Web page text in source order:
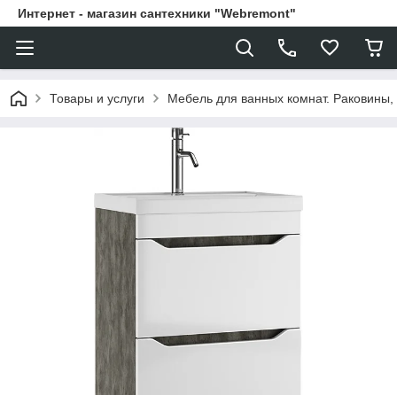
Интернет - магазин сантехники "Webremont"
Товары и услуги Мебель для ванных комнат.